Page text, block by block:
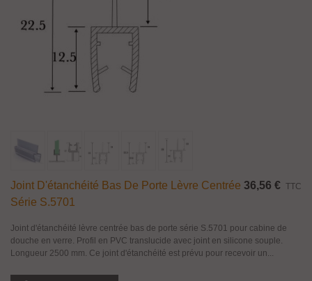
Joint D'étanchéité Bas De Porte Lèvre Centrée
Série S.5701
36,56 € TTC
Joint d'étanchéité lèvre centrée bas de porte série S.5701 pour cabine de
douche en verre. Profil en PVC translucide avec joint en silicone souple.
Longueur 2500 mm. Ce joint d'étanchéité est prévu pour recevoir un...